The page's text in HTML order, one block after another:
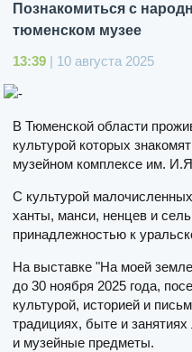
Познакомиться с
тюменском музее
13:39 | 10 августа 2025
В Тюменской области
культурой которых
музейном комплексе им.
С культурой
ханты, манси, ненцев и
принадлежностью к
На выставке "На моей
до 30 ноября 2025 года,
культурой, историей и
традициях, быте и
и музейные предметы.